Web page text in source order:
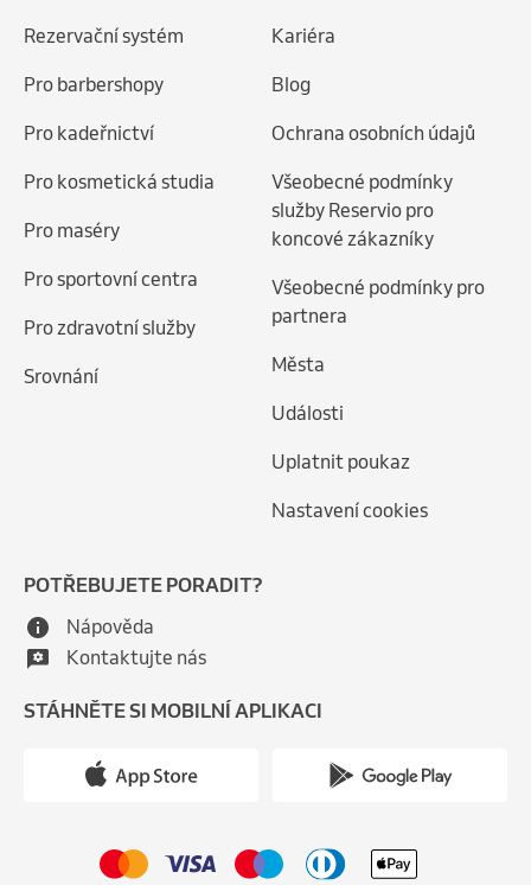
Rezervační systém
Pro barbershopy
Pro kadeřnictví
Pro kosmetická studia
Pro maséry
Pro sportovní centra
Pro zdravotní služby
Srovnání
Kariéra
Blog
Ochrana osobních údajů
Všeobecné podmínky
služby Reservio pro
koncové zákazníky
Všeobecné podmínky pro
partnera
Města
Události
Uplatnit poukaz
Nastavení cookies
POTŘEBUJETE PORADIT?
Nápověda
Kontaktujte nás
STÁHNĚTE SI MOBILNÍ APLIKACI